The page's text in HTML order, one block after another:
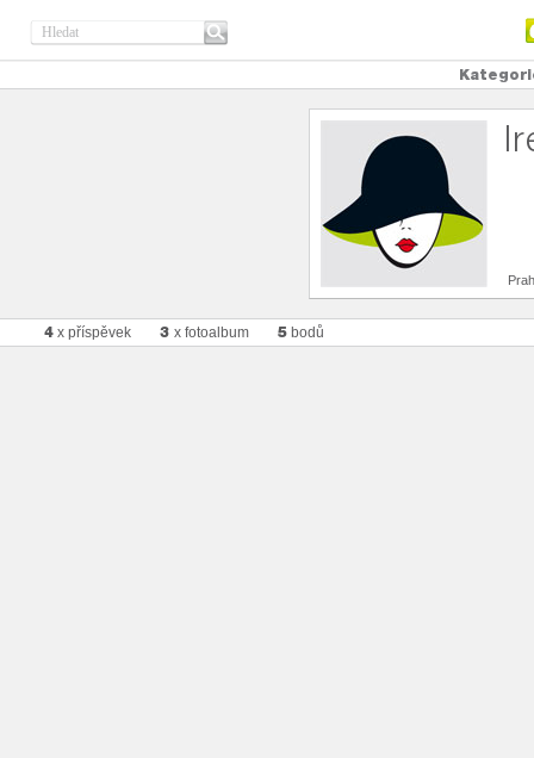
4 x příspěvek 3 x fotoalbum 5 bodů